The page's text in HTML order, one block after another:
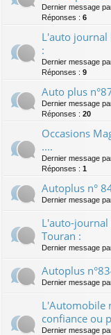
Dernier message
Réponses : 6
L'auto journal
:
Dernier message
Réponses : 9
Auto plus
Dernier message
Réponses : 20
Occasions
....
Dernier message
Réponses : 1
Autoplus n°
Dernier message
L'auto-
Touran :
Dernier message
Autoplus
Dernier message
L'Automobile
confiance ou
Dernier message